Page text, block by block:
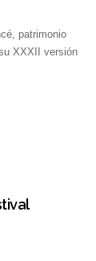
patrimonio
XXXII versión